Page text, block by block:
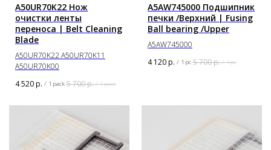
A50UR70K22 Нож
очистки ленты
переноса | Belt Cleaning
Blade
A50UR70K22 A50UR70K11
A50UR70K00
4 520р. / 1 pack 5 700р. / 1 pack
A5AW745000 Подшипник
печки /Верхний | Fusing
Ball bearing /Upper
A5AW745000
4 120р. / 1 pc 5 700р. / 1 pc